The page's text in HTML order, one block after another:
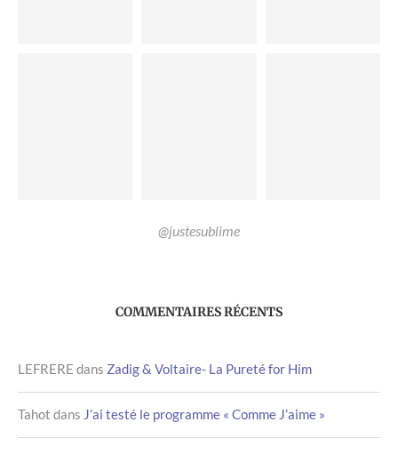
@justesublime
COMMENTAIRES RÉCENTS
LEFRERE dans Zadig & Voltaire- La Pureté for Him
Tahot dans J’ai testé le programme « Comme J’aime »